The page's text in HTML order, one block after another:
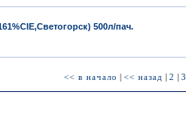
500л/пач.
<< в начало | << назад | 2 | 3